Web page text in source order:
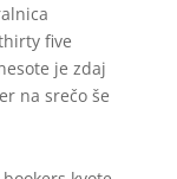
five
je zdaj
na srečo še